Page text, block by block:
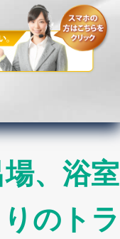
、浴室
のトラ